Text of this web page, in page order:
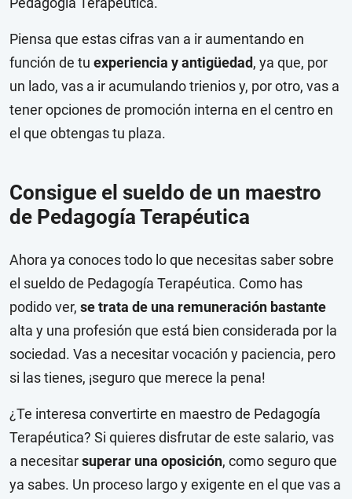
Piensa que estas cifras van a ir aumentando en
función de tu experiencia y antigüedad, ya que, por
un lado, vas a ir acumulando trienios y, por otro, vas a
tener opciones de promoción interna en el centro en
el que obtengas tu plaza.
Consigue el sueldo de un maestro
de Pedagogía Terapéutica
Ahora ya conoces todo lo que necesitas saber sobre
el sueldo de Pedagogía Terapéutica. Como has
podido ver, se trata de una remuneración bastante
alta y una profesión que está bien considerada por la
sociedad. Vas a necesitar vocación y paciencia, pero
si las tienes, ¡seguro que merece la pena!
¿Te interesa convertirte en maestro de Pedagogía
Terapéutica? Si quieres disfrutar de este salario, vas
a necesitarsuperar una oposición, como seguro que
ya sabes. Un proceso largo y exigente en el que vas a